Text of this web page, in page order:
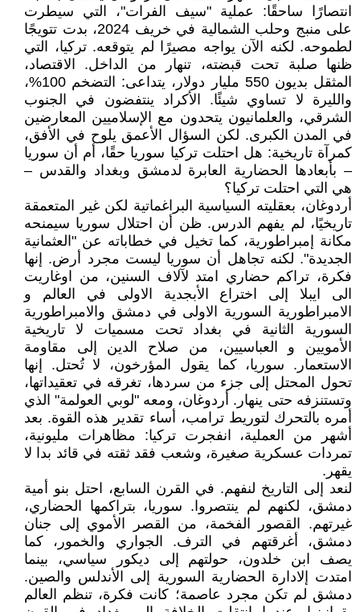
انتصارًا ساحقًا: عملية "سيف الفرات"، التي سيطرت
على منبج وحلب الشمالية في خريف 2024، بدت تتويجًا
لطموحه. لكنه الآن يواجه مصيرًا لم يتوقعه. تركيا، التي
ظنها صلبة تحت قبضته، تنهار من الداخل. الاقتصاد،
المثقل بديون 550 مليار دولار، يتداعى: التضخم 100%،
والليرة لا تساوي شيئًا. الأكراد ينتفضون في الجنوب
الشرقي، والعلمانيون يتحدون مع الإسلاميين المعارضين
في المدن الكبرى. لكن السؤال الأعمق يلوح في الأفق،
كمرآة تاريخية: هل احتلت تركيا سوريا حقًا، أم أن سوريا
– بأبعادها الحضارية العابرة لدمشق وبغداد والقدس –
هي التي احتلت تركيا؟
أردوغان، بعقليته السياسية البراغماتية لكن غير المتعمقة
تاريخيًا، لم يفهم الدرس. ظن أن احتلال سوريا سيمنحه
مكانة إمبراطورية، كما تخيل في خطاباته عن "العثمانية
الجديدة". لكنه تجاهل أن سوريا ليست مجرد أرض. إنها
فكرة، تراكم حضاري امتد لآلاف السنين، من اوغاريت
الى ايبلا إلى اختراع الأبجدية الاولى في العالم و
الامبراطورية السورية الاولى في دمشق والامبراطورية
السورية الثانية في بغداد تحت مسميات لا تاريخية
الأمويين و العباسيين، من صلاح الدين إلى مقاومة
الاستعمار. سوريا، كما يقول المؤرخون، لا تُحتل. إنها
تحول المحتل إلى جزء من سردها، تغرقه في تعقيداتها،
وتستنزفه حتى ينهار. أردوغان، ومعه "لوبي العولمة" الذي
أمره بالتحرك لتوريط ترامب، أساء تقدير هذه القوة. بعد
أشهر من العملية، انفجرت تركيا: مظاهرات مليونية،
تمردات عسكرية صغيرة، وشعب فقد ثقته في قائد بدا لا
يقهر.
لنعد إلى التاريخ لنفهم. في القرن السابع، احتل بنو أمية
دمشق، لكنهم لم ينتصروا. سوريا، بتراكمها الحضاري،
غيرتهم. القصور الفخمة، من القصر الأموي إلى جنان
دمشق، أغرقتهم في الترف. الجواري والخمور، كما
يصف ابن خلدون، حولتهم إلى ديكور سياسي، بينما
امتدت إلادارة الحضارية السورية إلى الأندلس والصين.
دمشق لم تكن مجرد عاصمة؛ كانت فكرة، تنظم العالم